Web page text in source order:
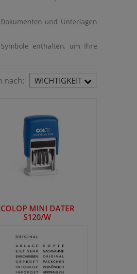
und Unterlagen
enthalten, um Ihre
WICHTIGKEIT
nach:
COLOP MINI DATER
S120/W